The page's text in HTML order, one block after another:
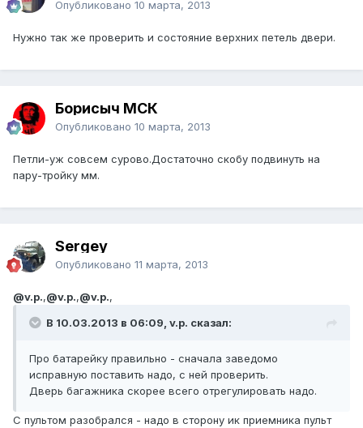
Опубликовано 10 марта, 2013
Нужно так же проверить и состояние верхних петель двери.
Борисыч МСК
Опубликовано 10 марта, 2013
Петли-уж совсем сурово.Достаточно скобу подвинуть на
пару-тройку мм.
Sergey
Опубликовано 11 марта, 2013
@v.p.,@v.p.,@v.p.,
В 10.03.2013 в 06:09, v.p. сказал:
Про батарейку правильно - сначала заведомо
исправную поставить надо, с ней проверить.
Дверь багажника скорее всего отрегулировать надо.
С пультом разобрался - надо в сторону ик приемника пульт